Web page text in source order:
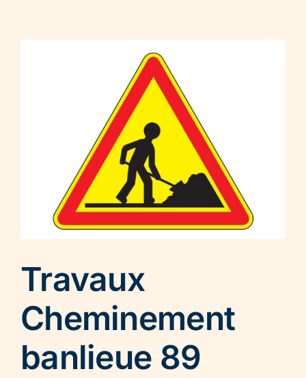
Travaux
Cheminement
banlieue 89